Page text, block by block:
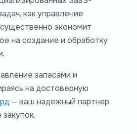
как управление
экономит
на создание и обработку
запасами и
на достоверную
— ваш надежный партнер